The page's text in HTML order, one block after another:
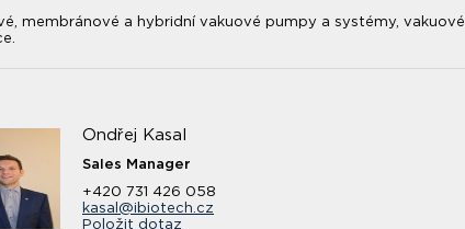
membránové a hybridní vakuové pumpy a systémy, vakuové
Ondřej Kasal
Sales Manager
+420 731 426 058
kasal@ibiotech.cz
Položit dotaz